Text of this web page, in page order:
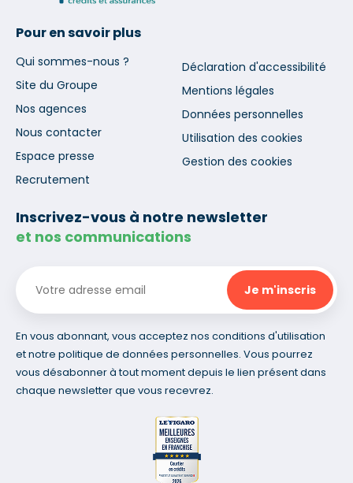
Pour en savoir plus
Qui sommes-nous ?
Site du Groupe
Nos agences
Nous contacter
Espace presse
Recrutement
Déclaration d'accessibilité
Mentions légales
Données personnelles
Utilisation des cookies
Gestion des cookies
Inscrivez-vous à notre newsletter
et nos communications
En vous abonnant, vous acceptez nos conditions d'utilisation
et notre politique de données personnelles. Vous pourrez
vous désabonner à tout moment depuis le lien présent dans
chaque newsletter que vous recevrez.